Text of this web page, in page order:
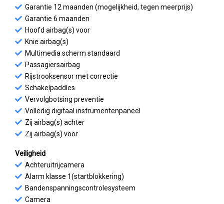
Garantie 12 maanden (mogelijkheid, tegen meerprijs)
Garantie 6 maanden
Hoofd airbag(s) voor
Knie airbag(s)
Multimedia scherm standaard
Passagiersairbag
Rijstrooksensor met correctie
Schakelpaddles
Vervolgbotsing preventie
Volledig digitaal instrumentenpaneel
Zij airbag(s) achter
Zij airbag(s) voor
Veiligheid
Achteruitrijcamera
Alarm klasse 1(startblokkering)
Bandenspanningscontrolesysteem
Camera